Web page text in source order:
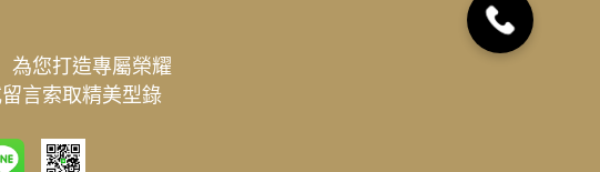
您打造專屬榮耀
言索取精美型錄